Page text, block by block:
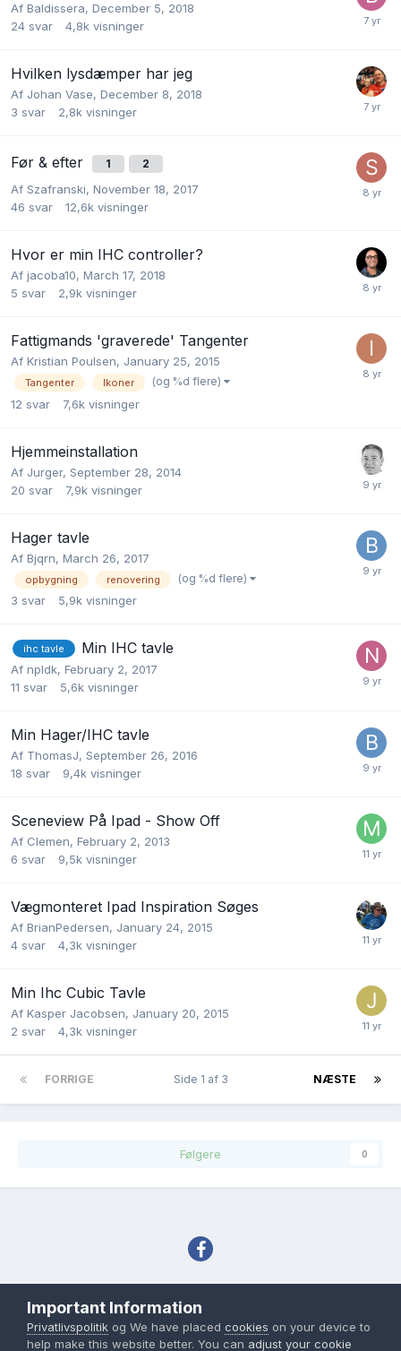
Af Baldissera, December 5, 2018
24 svar 4,8k visninger
Hvilken lysdæmper har jeg
Af Johan Vase, December 8, 2018
3 svar 2,8k visninger
Før & efter 1 2
Af Szafranski, November 18, 2017
46 svar 12,6k visninger
Hvor er min IHC controller?
Af jacoba10, March 17, 2018
5 svar 2,9k visninger
Fattigmands 'graverede' Tangenter
Af Kristian Poulsen, January 25, 2015
Tangenter Ikoner (og %d flere)
12 svar 7,6k visninger
Hjemmeinstallation
Af Jurger, September 28, 2014
20 svar 7,9k visninger
Hager tavle
Af Bjqrn, March 26, 2017
opbygning renovering (og %d flere)
3 svar 5,9k visninger
ihc tavle Min IHC tavle
Af npldk, February 2, 2017
11 svar 5,6k visninger
Min Hager/IHC tavle
Af ThomasJ, September 26, 2016
18 svar 9,4k visninger
Sceneview På Ipad - Show Off
Af Clemen, February 2, 2013
6 svar 9,5k visninger
Vægmonteret Ipad Inspiration Søges
Af BrianPedersen, January 24, 2015
4 svar 4,3k visninger
Min Ihc Cubic Tavle
Af Kasper Jacobsen, January 20, 2015
2 svar 4,3k visninger
FORRIGE NÆSTE
Side 1 af 3
Følgere 0
Copyright IHC-User.dk 2007-2026
Powered by Invision Community
Important Information
Privatlivspolitik og We have placed cookies on your device to
help make this website better. You can adjust your cookie